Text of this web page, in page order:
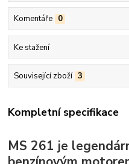
Komentáře 0
Ke stažení
Související zboží 3
Kompletní specifikace
MS 261 je